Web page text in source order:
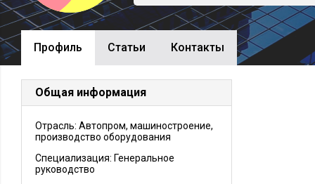
Профиль Cтатьи Контакты
Общая информация
Отрасль: Автопром, машиностроение,
производство оборудования
Специализация: Генеральное
руководство